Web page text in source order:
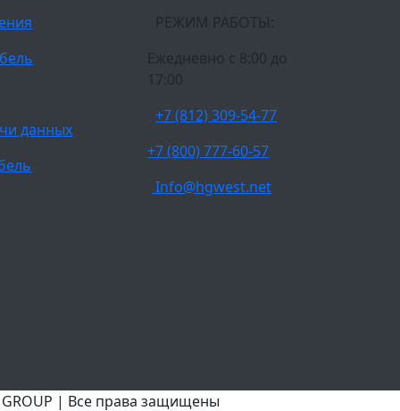
данных
РЕЖИМ РАБОТЫ:
Ежедневно c 8:00 до
17:00
+7 (812) 309-54-77
+7 (800) 777-60-57
Info@hgwest.net
GROUP | Все права защищены